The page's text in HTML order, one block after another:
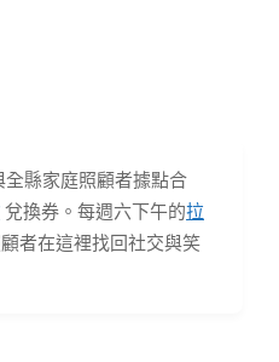
全縣家庭照顧者據點合
兌換券。每週六下午的拉
者在這裡找回社交與笑